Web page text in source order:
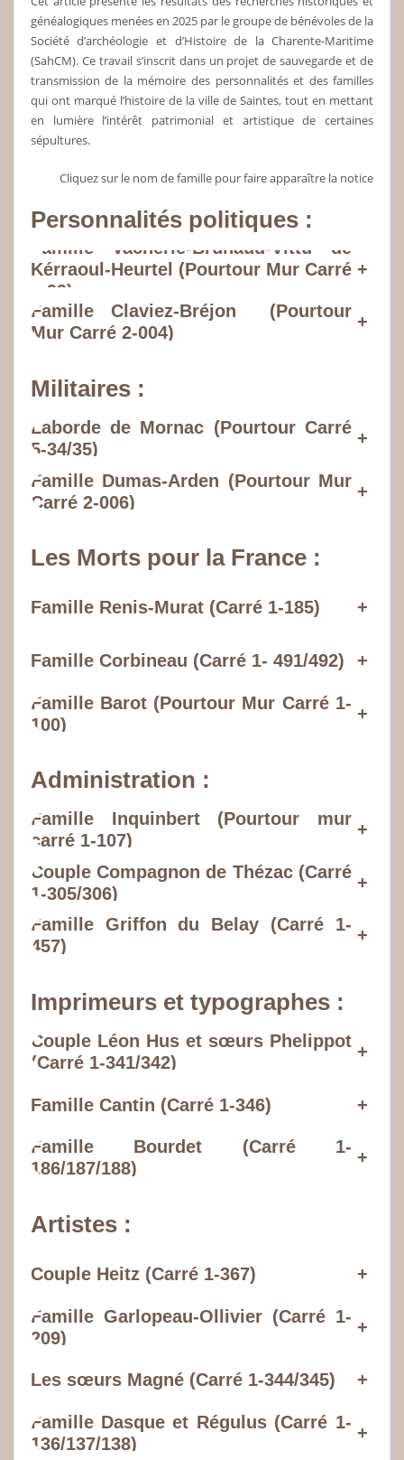
généalogiques menées en 2025 par le groupe de bénévoles de la
Société d’archéologie et d’Histoire de la Charente-Maritime
(SahCM). Ce travail s’inscrit dans un projet de sauvegarde et de
transmission de la mémoire des personnalités et des familles
qui ont marqué l’histoire de la ville de Saintes, tout en mettant
en lumière l’intérêt patrimonial et artistique de certaines
sépultures.
Cliquez sur le nom de famille pour faire apparaître la notice
Personnalités politiques :
Famille Vacherie-Brunaud-Vittu de
Kérraoul-Heurtel (Pourtour Mur Carré
1-99)
+
Famille Claviez-Bréjon (Pourtour
Mur Carré 2-004)
+
Militaires :
Laborde de Mornac (Pourtour Carré
5-34/35)
+
Famille Dumas-Arden (Pourtour Mur
Carré 2-006)
+
Les Morts pour la France :
Famille Renis-Murat (Carré 1-185) +
Famille Corbineau (Carré 1- 491/492) +
Famille Barot (Pourtour Mur Carré 1-
100)
+
Administration :
Famille Inquinbert (Pourtour mur
carré 1-107)
+
Couple Compagnon de Thézac (Carré
1-305/306)
+
Famille Griffon du Belay (Carré 1-
457)
+
Imprimeurs et typographes :
Couple Léon Hus et sœurs Phelippot
(Carré 1-341/342)
+
Famille Cantin (Carré 1-346) +
Famille Bourdet (Carré 1-
186/187/188)
+
Artistes :
Couple Heitz (Carré 1-367) +
Famille Garlopeau-Ollivier (Carré 1-
209)
+
Les sœurs Magné (Carré 1-344/345) +
Famille Dasque et Régulus (Carré 1-
136/137/138)
+